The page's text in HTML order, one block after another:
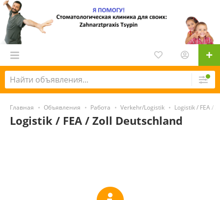
Главная Объявления Работа Verkehr/Logistik Logistik / FEA /
Logistik / FEA / Zoll Deutschland